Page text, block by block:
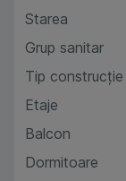
Starea
Grup sanitar
Tip construcție
Etaje
Balcon
Dormitoare